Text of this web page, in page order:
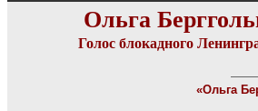
Ольга
Голос блокадного
«Ольга